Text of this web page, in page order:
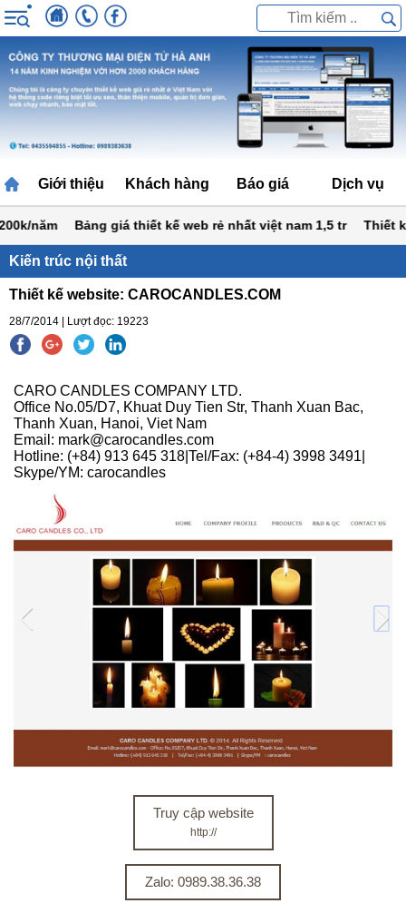
Giới thiệu Khách hàng Báo giá Dịch vụ
năm Bảng giá thiết kế web rẻ nhất việt nam 1,5 tr Thiết
Kiến trúc nội thất
Thiết kế website: CAROCANDLES.COM
28/7/2014 | Lượt đọc: 19223
CARO CANDLES COMPANY LTD.
Office No.05/D7, Khuat Duy Tien Str, Thanh Xuan Bac,
Thanh Xuan, Hanoi, Viet Nam
Email: mark@carocandles.com
Hotline: (+84) 913 645 318|Tel/Fax: (+84-4) 3998 3491|
Skype/YM: carocandles
Truy cập website
http://
Zalo: 0989.38.36.38